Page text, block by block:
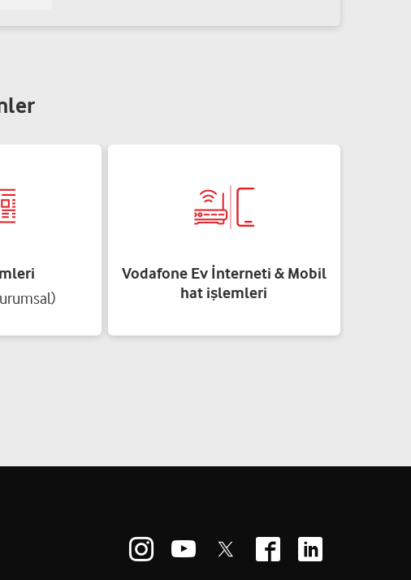
Gögüş Cad. No: 106/B Şahinbey/Gaziantep
Atik
Selim Cad. No:57B Şahinbey/Gaziantep
CAD.NO:299/B Şahinbey/Gaziantep
ÖZKAN AVLANMAZ
Vodafone Ev İnterneti & Mobil
hat işlemleri